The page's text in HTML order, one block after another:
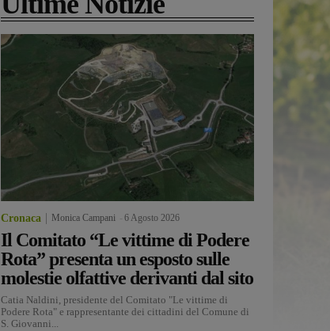
Cronaca Monica Campani 6 Agosto 2026
Il Comitato “Le vittime di Podere
Rota” presenta un esposto sulle
molestie olfattive derivanti dal sito
Catia Naldini, presidente del Comitato "Le vittime di
Podere Rota" e rappresentante dei cittadini del Comune di
S. Giovanni...